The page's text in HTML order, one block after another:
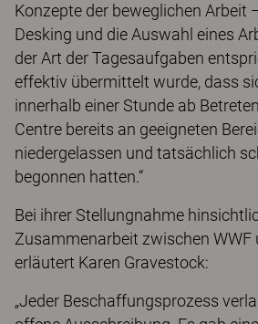
Konzepte der beweglichen Arbeit
Desking und die Auswahl eines
der Art der Tagesaufgaben
effektiv übermittelt wurde, dass
innerhalb einer Stunde ab
Centre bereits an geeigneten
niedergelassen und tatsächlich
begonnen hatten.“
Bei ihrer Stellungnahme
Zusammenarbeit zwischen WWF
erläutert Karen Gravestock:
„Jeder Beschaffungsprozess